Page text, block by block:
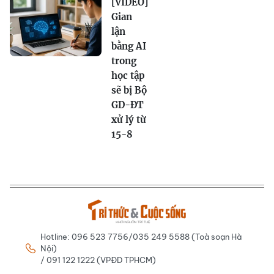
Gian
lận
bằng AI
trong
học tập
sẽ bị Bộ
GD-ĐT
xử lý từ
15-8
Hotline: 096 523 7756/035 249 5588 (Toà soạn Hà
Nội)
/ 091 122 1222 (VPĐD TPHCM)